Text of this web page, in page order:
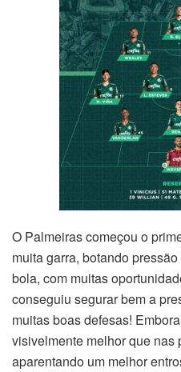
O Palmeiras começou o
muita garra, botando
bola, com muitas
conseguiu segurar bem a
muitas boas defesas!
visivelmente melhor que nas
aparentando um melhor